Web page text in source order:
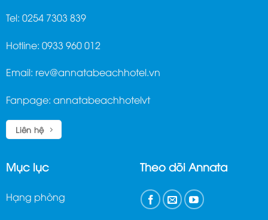
Tel: 0254 7303 839
Hotline: 0933 960 012
Email: rev@annatabeachhotel.vn
Fanpage: annatabeachhotelvt
Liên hệ
Mục lục
Hạng phòng
Theo dõi Annata